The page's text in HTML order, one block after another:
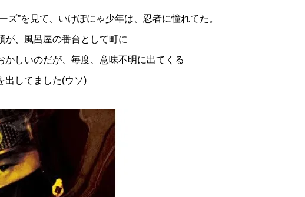
ズ”を見て、いけぽにゃ少年は、忍者に憧れてた。
が、風呂屋の番台として町に
しいのだが、毎度、意味不明に出てくる
出してました(ウソ)